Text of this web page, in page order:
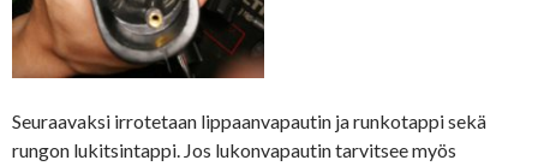
Seuraavaksi irrotetaan lippaanvapautin ja runkotappi sekä
rungon lukitsintappi. Jos lukonvapautin tarvitsee myös